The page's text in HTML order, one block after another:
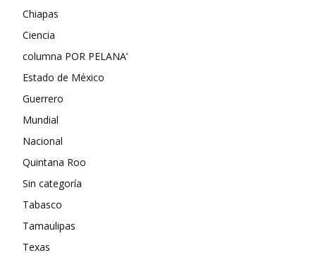
Chiapas
Ciencia
columna POR PELANA’
Estado de México
Guerrero
Mundial
Nacional
Quintana Roo
Sin categoría
Tabasco
Tamaulipas
Texas